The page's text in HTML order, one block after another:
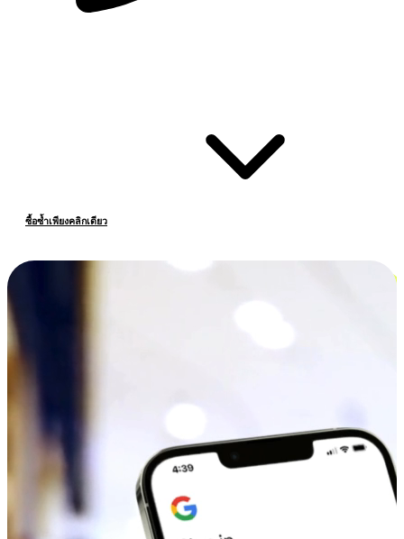
ซื้อซ้ำเพียงคลิกเดียว